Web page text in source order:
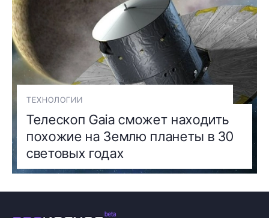
ТЕХНОЛОГИИ
Телескоп Gaia сможет находить
похожие на Землю планеты в 30
световых годах